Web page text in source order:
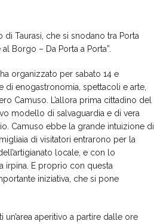
Taurasi, che si snodano tra Porta
Borgo – Da Porta a Porta”.
organizzato per sabato 14 e
enogastronomia, spettacoli e arte,
Camuso. L’allora prima cittadino del
modello di salvaguardia e di vera
Camuso ebbe la grande intuizione di
di visitatori entrarono per la
locale, e con lo
irpina. E proprio con questa
iniziativa, che si pone
aperitivo a partire dalle ore